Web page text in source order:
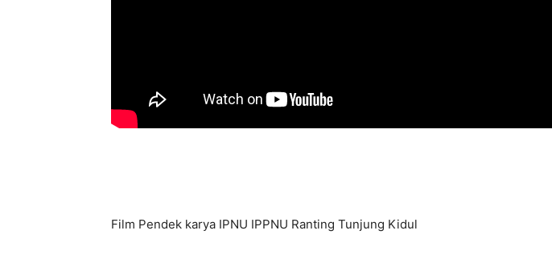
Film Pendek karya IPNU IPPNU Ranting Tunjung Kidul